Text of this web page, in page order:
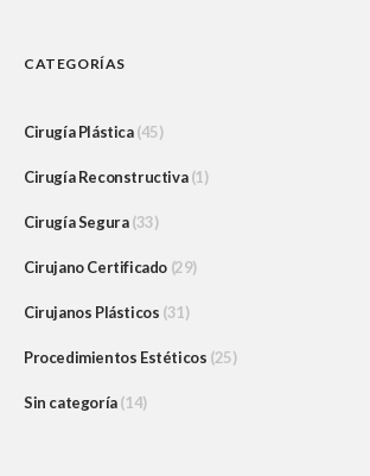
CATEGORÍAS
Cirugía Plástica(45)
Cirugía Reconstructiva(1)
Cirugía Segura(33)
Cirujano Certificado (29)
Cirujanos Plásticos (31)
Procedimientos Estéticos (25)
Sin categoría(14)